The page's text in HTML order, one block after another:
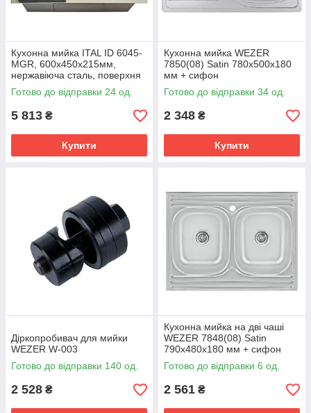
Кухонна мийка ITAL ID 6045-
MGR, 600x450x215мм,
нержавіюча сталь, поверхня
PVD, графіт
Готово до відправки 24 од.
5 813 ₴
Купити
Кухонна мийка WEZER
7850(08) Satin 780x500x180
мм + сифон
Готово до відправки 34 од.
2 348 ₴
Купити
Діркопробивач для мийки
WEZER W-003
Готово до відправки 140 од.
2 528 ₴
Кухонна мийка на дві чаші
WEZER 7848(08) Satin
790x480x180 мм + сифон
Готово до відправки 6 од.
2 561 ₴